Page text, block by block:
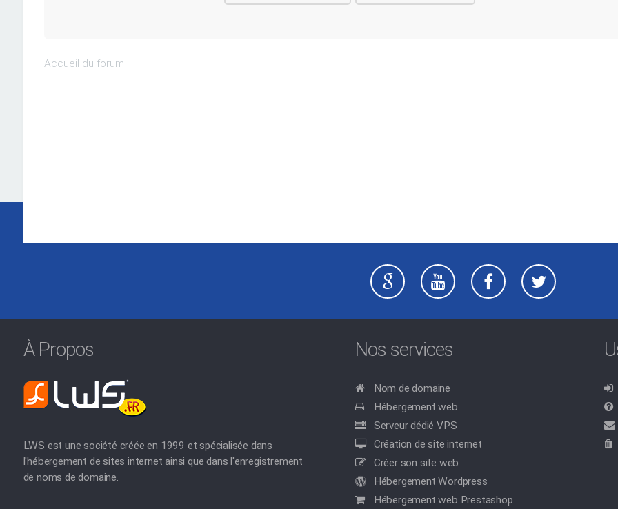
Accueil du forum
À Propos
LWS est une société créée en 1999 et spécialisée dans
l'hébergement de sites internet ainsi que dans l'enregistrement
de noms de domaine.
Nos services
Nom de domaine
Hébergement web
Serveur dédié VPS
Création de site internet
Créer son site web
Hébergement Wordpress
Hébergement web Prestashop